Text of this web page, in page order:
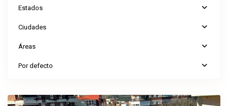
Estados
Ciudades
Áreas
Por defecto